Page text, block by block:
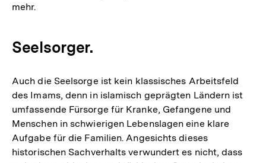
mehr.
Seelsorger.
Auch die Seelsorge ist kein klassisches Arbeitsfeld
des Imams, denn in islamisch geprägten Ländern ist
umfassende Fürsorge für Kranke, Gefangene und
Menschen in schwierigen Lebenslagen eine klare
Aufgabe für die Familien. Angesichts dieses
historischen Sachverhalts verwundert es nicht, dass